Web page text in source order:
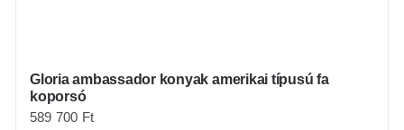
Gloria ambassador konyak amerikai típusú fa
koporsó
589 700 Ft